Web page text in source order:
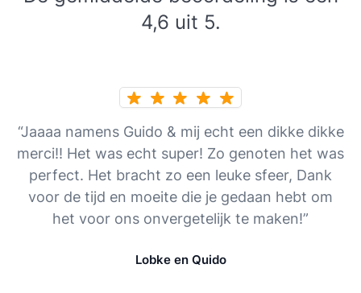
4,6 uit 5.
“Jaaaa namens Guido & mij echt een dikke dikke
merci!! Het was echt super! Zo genoten het was
perfect. Het bracht zo een leuke sfeer, Dank
voor de tijd en moeite die je gedaan hebt om
het voor ons onvergetelijk te maken!”
Lobke en Quido